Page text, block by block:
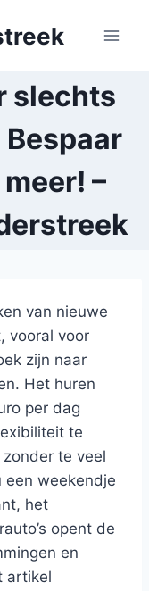
slechts
–
van nieuwe
vooral voor
zijn naar
Het huren
per dag
te
te veel
een weekendje
het
opent de
en
artikel